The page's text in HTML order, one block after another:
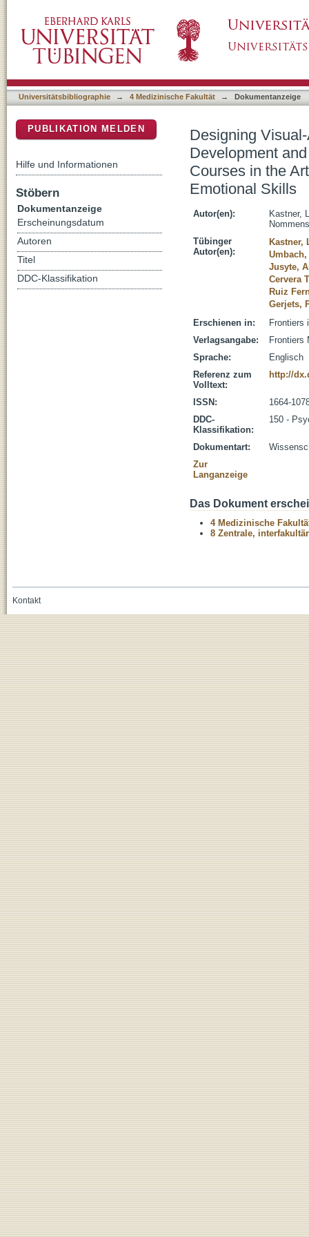
Evaluation of (Digital) Drawing Courses in
Socio-Emotional Skills
Universitätsbibliographie → 4 Medizinische Fakultät → Dokumentanzeige
Designing
Development
Courses in the
Emotional Skills
Autor(en):
Kastner,
Tübinger
Autor(en):
Kastner,
Umbach,
Jusyte,
Cervera
Ruiz
Gerjets,
Erschienen in:
Frontiers
Verlagsangabe:
Frontiers
Sprache:
Englisch
Referenz zum
Volltext:
http://
ISSN:
1664-
DDC-
Klassifikation:
150 -
Dokumentart:
Zur
Langanzeige
Das Dokument
4 Medizinische
8 Zentrale,
PUBLIKATION MELDEN
Hilfe und Informationen
Stöbern
Dokumentanzeige
Erscheinungsdatum
Autoren
Titel
DDC-Klassifikation
Kontakt